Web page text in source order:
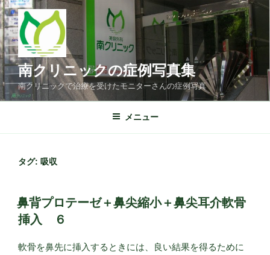
コ
ン
テ
ン
ツ
へ
ス
プ
南クリニックの症例写真集
南クリニックで治療を受けたモニターさんの症例写真
メニュー
タグ: 吸収
鼻背プロテーゼ＋鼻尖縮小＋鼻尖耳介軟骨
挿入 ６
軟骨を鼻先に挿入するときには、良い結果を得るために